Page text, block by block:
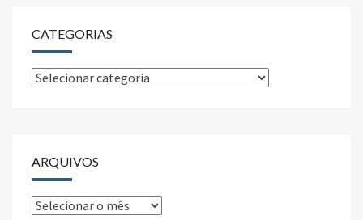
CATEGORIAS
Categorias
ARQUIVOS
Arquivos